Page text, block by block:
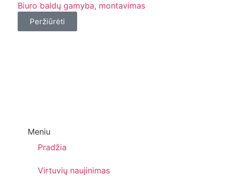
Biuro baldų gamyba, montavimas
Peržiūrėti
Meniu
Pradžia
Virtuvių naujinimas